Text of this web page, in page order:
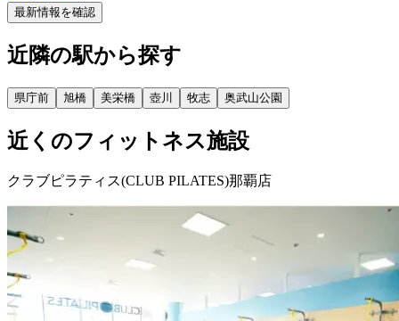
最新情報を確認
近隣の駅から探す
県庁前 旭橋 美栄橋 壺川 牧志 奥武山公園
近くのフィットネス施設
クラブピラティス(CLUB PILATES)那覇店